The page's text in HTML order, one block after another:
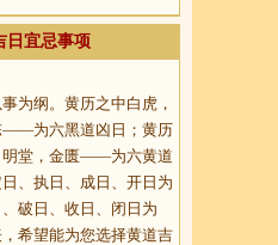
日宜忌事项
为纲。黄历之中白虎，
——为六黑道凶日；黄历
明堂，金匮——为六黄道
、执日、成日、开日为
破日、收日、闭日为
希望能为您选择黄道吉